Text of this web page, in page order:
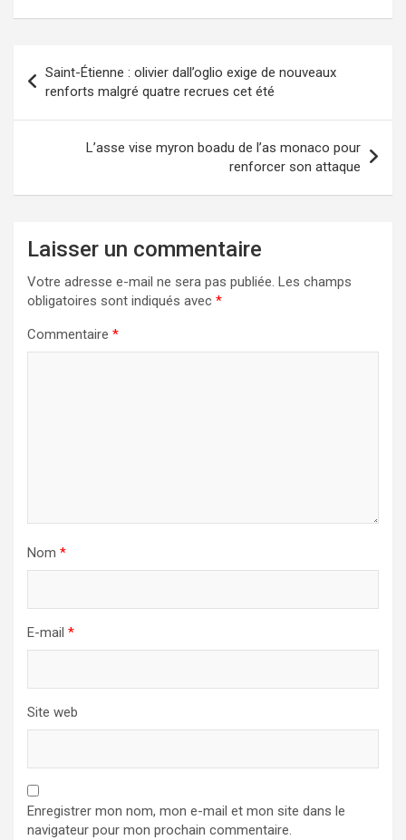
Saint-Étienne : olivier dall’oglio exige de nouveaux
renforts malgré quatre recrues cet été
L’asse vise myron boadu de l’as monaco pour
renforcer son attaque
Laisser un commentaire
Votre adresse e-mail ne sera pas publiée. Les champs
obligatoires sont indiqués avec *
Commentaire *
Nom *
E-mail *
Site web
Enregistrer mon nom, mon e-mail et mon site dans le
navigateur pour mon prochain commentaire.